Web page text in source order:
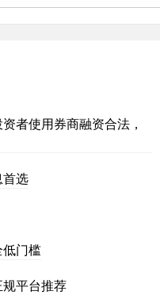
者使用券商融资合法，
选
门槛
平台推荐